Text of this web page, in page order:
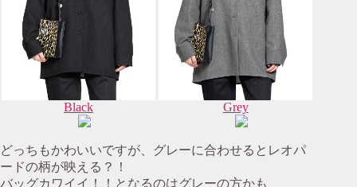
Black Grey
どっちもかわいいですが、グレーに合わせるとレオパ
ードの柄が映える？！
バッグカワイイ！！となるのはグレーの方かも